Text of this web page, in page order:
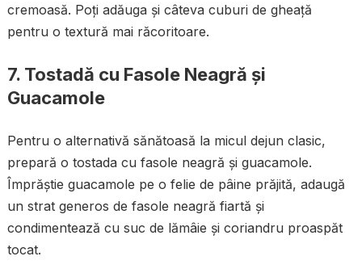
cremoasă. Poți adăuga și câteva cuburi de gheață
pentru o textură mai răcoritoare.
7. Tostadă cu Fasole Neagră și
Guacamole
Pentru o alternativă sănătoasă la micul dejun clasic,
prepară o tostada cu fasole neagră și guacamole.
Împrăștie guacamole pe o felie de pâine prăjită, adaugă
un strat generos de fasole neagră fiartă și
condimentează cu suc de lămâie și coriandru proaspăt
tocat.